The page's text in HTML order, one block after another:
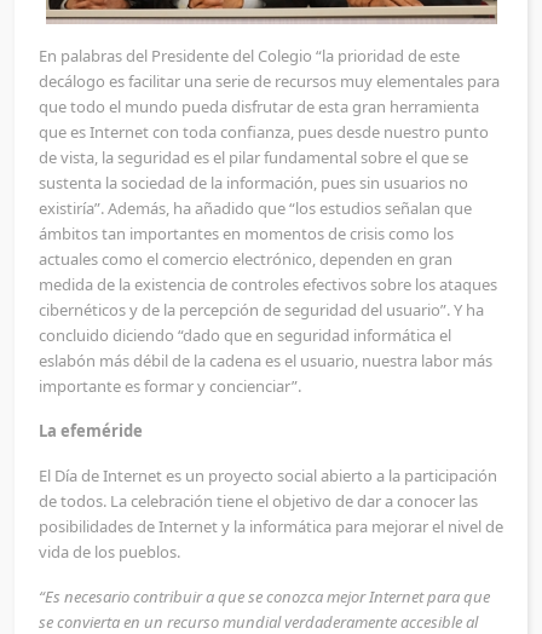
En palabras del Presidente del Colegio “la prioridad de este
decálogo es facilitar una serie de recursos muy elementales para
que todo el mundo pueda disfrutar de esta gran herramienta
que es Internet con toda confianza, pues desde nuestro punto
de vista, la seguridad es el pilar fundamental sobre el que se
sustenta la sociedad de la información, pues sin usuarios no
existiría”. Además, ha añadido que “los estudios señalan que
ámbitos tan importantes en momentos de crisis como los
actuales como el comercio electrónico, dependen en gran
medida de la existencia de controles efectivos sobre los ataques
cibernéticos y de la percepción de seguridad del usuario”. Y ha
concluido diciendo “dado que en seguridad informática el
eslabón más débil de la cadena es el usuario, nuestra labor más
importante es formar y concienciar”.
La efeméride
El Día de Internet es un proyecto social abierto a la participación
de todos. La celebración tiene el objetivo de dar a conocer las
posibilidades de Internet y la informática para mejorar el nivel de
vida de los pueblos.
“Es necesario contribuir a que se conozca mejor Internet para que
se convierta en un recurso mundial verdaderamente accesible al